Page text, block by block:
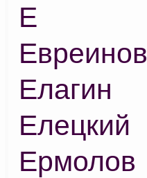
Е
Евреинов
Елагин
Елецкий
Ермолов